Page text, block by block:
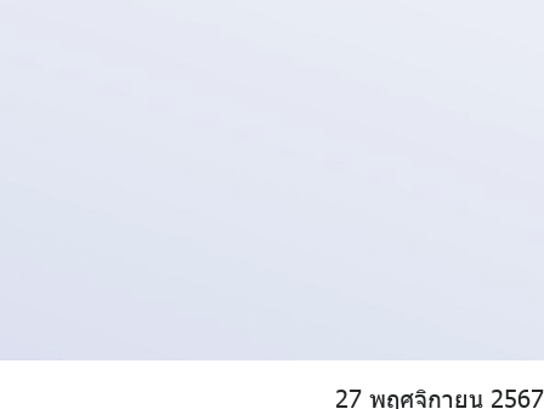
27 พฤศจิกายน 2567